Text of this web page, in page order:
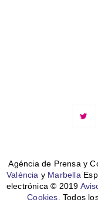
Agéncia de Prensa y
Valéncia y Marbella
electrónica © 2019
Cookies. Todos